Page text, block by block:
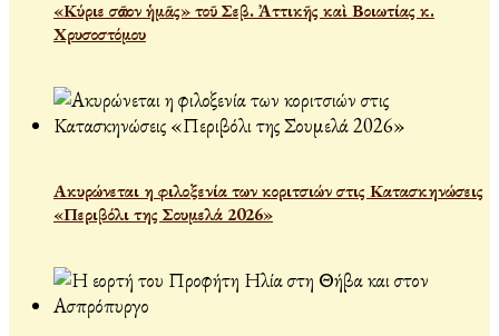
«Κύριε σῶσον ἡμᾶς» τοῦ Σεβ. Ἀττικῆς καὶ Βοιωτίας κ.
Χρυσοστόμου
Ακυρώνεται η φιλοξενία των κοριτσιών στις Κατασκηνώσεις
«Περιβόλι της Σουμελά 2026»